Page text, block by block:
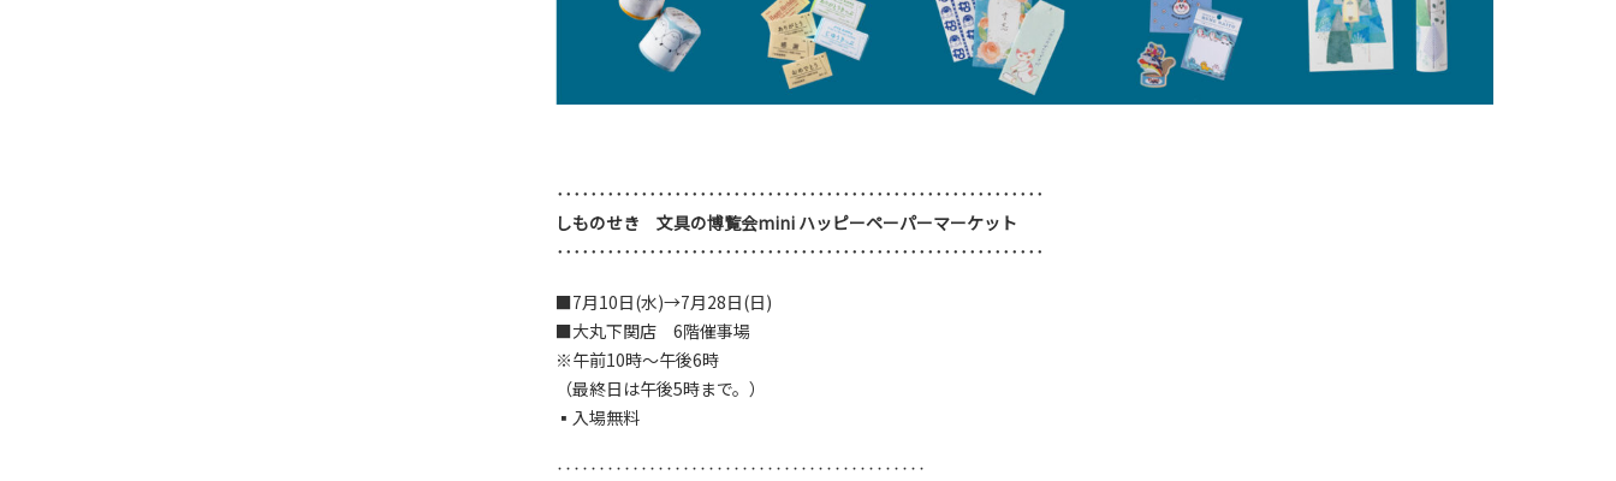
‥‥‥‥‥‥‥‥‥‥‥‥‥‥‥‥‥‥‥‥‥‥‥‥‥‥‥‥‥
しものせき 文具の博覧会mini ハッピーペーパーマーケット
‥‥‥‥‥‥‥‥‥‥‥‥‥‥‥‥‥‥‥‥‥‥‥‥‥‥‥‥‥
■7月10日(水)→7月28日(日)
■大丸下関店 6階催事場
※午前10時～午後6時
（最終日は午後5時まで。）
▪️入場無料
‥‥‥‥‥‥‥‥‥‥‥‥‥‥‥‥‥‥‥‥‥‥